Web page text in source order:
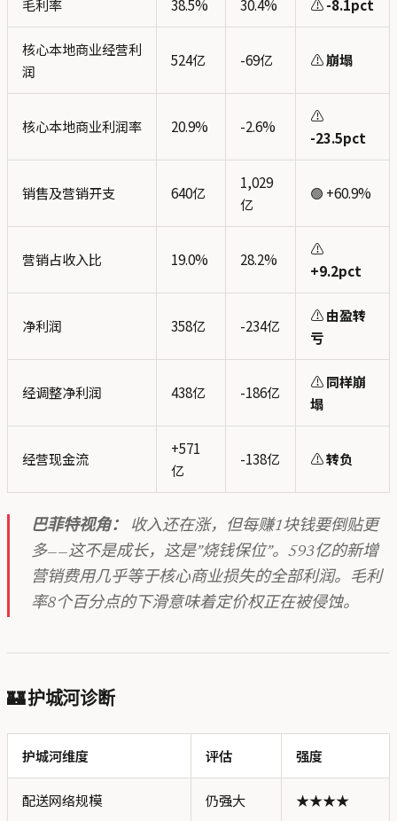
毛利率 38.5% 30.4% ⚠️-8.1pct
核心本地商业经营利
润
524亿 -69亿 ⚠️崩塌
核心本地商业利润率 20.9% -2.6%
⚠️
-23.5pct
销售及营销开支 640亿
1,029
亿
🟢 +60.9%
营销占收入比 19.0% 28.2%
⚠️
+9.2pct
净利润 358亿 -234亿
⚠️由盈转
亏
经调整净利润 438亿 -186亿
⚠️同样崩
塌
经营现金流
+571
亿
-138亿 ⚠️转负
巴菲特视角：
收入还在涨，但每赚1块钱要倒贴更
多——这不是成长，这是”烧钱保位”。593亿的新增
营销费用几乎等于核心商业损失的全部利润。毛利
率8个百分点的下滑意味着定价权正在被侵蚀。
🏰 护城河诊断
护城河维度 评估 强度
配送网络规模 仍强大 ★★★★